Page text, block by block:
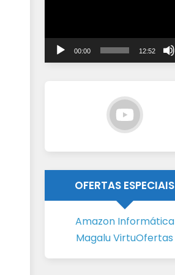
00:00 12:52
OFERTAS ESPECIAIS
Amazon Informática
Magalu VirtuOfertas